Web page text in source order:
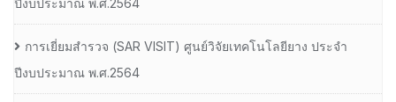
ปีงบประมาณ พ.ศ.2564
การเยี่ยมสํารวจ (SAR VISIT) ศูนย์วิจัยเทคโนโลยียาง ประจํา
ปีงบประมาณ พ.ศ.2564